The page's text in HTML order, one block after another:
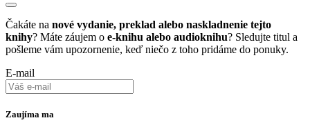
Čakáte na nové vydanie, preklad alebo naskladnenie tejto
knihy? Máte záujem o e-knihu alebo audioknihu? Sledujte titul a
pošleme vám upozornenie, keď niečo z toho pridáme do ponuky.
E-mail
Zaujíma ma